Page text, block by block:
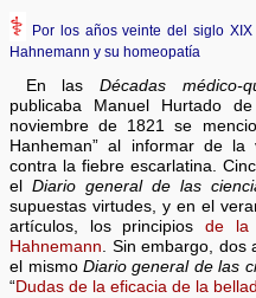
⚕
Por los años veinte del siglo
Hahnemann y su homeopatía
En lasDécadas médico-
publicaba Manuel Hurtado
noviembre de 1821 se
Hanheman” al informar de
contra la fiebre escarlatina.
elDiario general de las
supuestas virtudes, y en el
artículos, los principios de la
Hahnemann. Sin embargo, dos
el mismo Diario general de las
“Dudas de la eficacia de la